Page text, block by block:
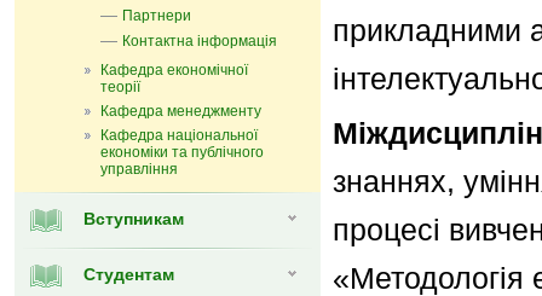
Партнери
Контактна інформація
Кафедра економічної
теорії
Кафедра менеджменту
Кафедра національної
економіки та публічного
управління
Вступникам
Студентам
прикладними
знаннях,
процесі
«Методологія